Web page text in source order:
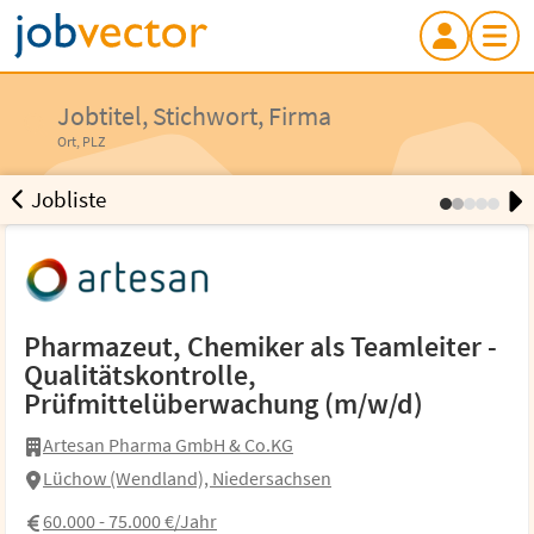
Jobtitel, Stichwort, Firma
Ort, PLZ
Jobliste
Pharmazeut, Chemiker als Teamleiter -
Qualitätskontrolle,
Prüfmittelüberwachung (m/w/d)
Artesan Pharma GmbH & Co.KG
Lüchow (Wendland), Niedersachsen
60.000 - 75.000 €/Jahr
Jobtitel, Stichwort, Firma
Ort, PLZ
Pharmazeut, Chemiker als Teamleiter -
(m/w/d)
Artesan Pharma GmbH & Co.KG
Lüchow (Wendland), Niedersachsen
Chemie
Prüfmittelüberwachung
Analytik Prozessoptimierung